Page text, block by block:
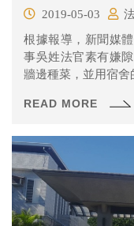
2019-05-03
根據報導，新聞媒
事吳姓法官素有嫌
牆邊種菜，並用宿舍
READ MORE